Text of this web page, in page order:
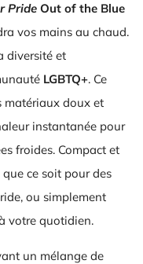
Pride Out of the Blue
vos mains au chaud.
diversité et
LGBTQ+. Ce
matériaux doux et
instantanée pour
froides. Compact et
ce soit pour des
ou simplement
votre quotidien.
un mélange de